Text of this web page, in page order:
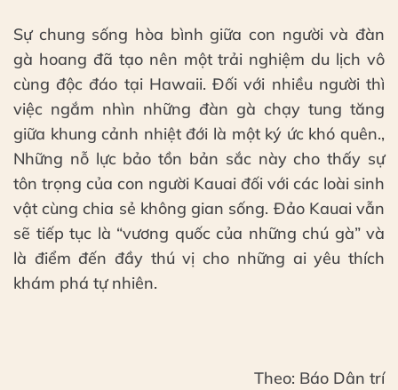
Sự chung sống hòa bình giữa con người và đàn
gà hoang đã tạo nên một trải nghiệm du lịch vô
cùng độc đáo tại Hawaii. Đối với nhiều người thì
việc ngắm nhìn những đàn gà chạy tung tăng
giữa khung cảnh nhiệt đới là một ký ức khó quên.,
Những nỗ lực bảo tồn bản sắc này cho thấy sự
tôn trọng của con người Kauai đối với các loài sinh
vật cùng chia sẻ không gian sống. Đảo Kauai vẫn
sẽ tiếp tục là “vương quốc của những chú gà” và
là điểm đến đầy thú vị cho những ai yêu thích
khám phá tự nhiên.
Theo: Báo Dân trí